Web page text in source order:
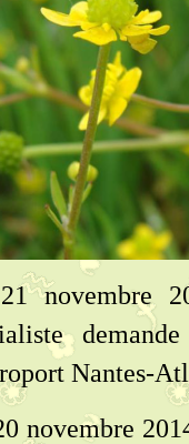
novembre
Nantes-
novembre